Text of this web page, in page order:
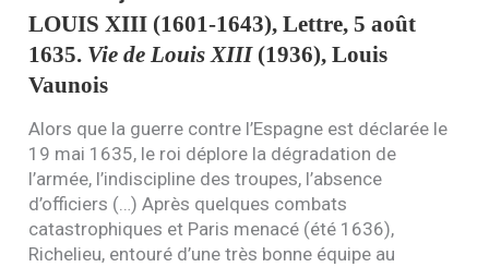
LOUIS XIII (1601-1643), Lettre, 5 août
1635. Vie de Louis XIII(1936), Louis
Vaunois
Alors que la guerre contre l’Espagne est déclarée le
19 mai 1635, le roi déplore la dégradation de
l’armée, l’indiscipline des troupes, l’absence
d’officiers (…) Après quelques combats
catastrophiques et Paris menacé (été 1636),
Richelieu, entouré d’une très bonne équipe au